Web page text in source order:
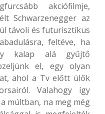
akciófilmje,
Schwarzenegger az
távoli és futurisztikus
feltéve, ha
kalap alá gyűjtő
el, egy olyan
ahol a Tv előtt ülők
Valahogy így
múltban, na meg még